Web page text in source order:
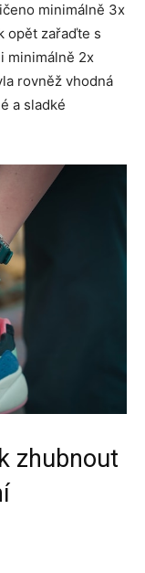
minimálně 3x
opět zařaďte s
minimálně 2x
rovněž vhodná
a sladké
zhubnout